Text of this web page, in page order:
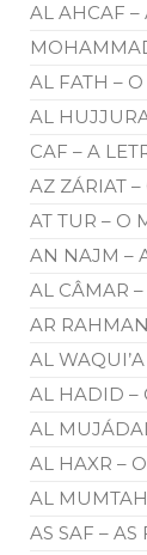
AL AHCAF –
AL FATH –
AL
CAF – A
AZ ZÁRIAT
AT TUR – O
AN NAJM –
AL CÂMAR
AR
AL
AL HADID –
AL
AL HAXR –
AL
AS SAF – AS